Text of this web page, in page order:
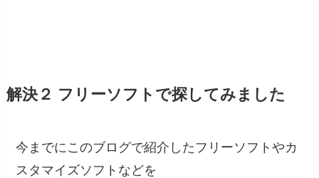
解決２ フリーソフトで探してみました
今までにこのブログで紹介したフリーソフトやカ
スタマイズソフトなどを